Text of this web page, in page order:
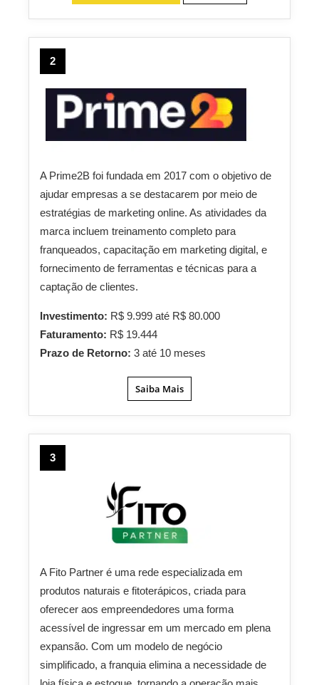
2
A Prime2B foi fundada em 2017 com o objetivo de
ajudar empresas a se destacarem por meio de
estratégias de marketing online. As atividades da
marca incluem treinamento completo para
franqueados, capacitação em marketing digital, e
fornecimento de ferramentas e técnicas para a
captação de clientes.
Investimento: R$ 9.999 até R$ 80.000
Faturamento: R$ 19.444
Prazo de Retorno: 3 até 10 meses
Saiba Mais
3
A Fito Partner é uma rede especializada em
produtos naturais e fitoterápicos, criada para
oferecer aos empreendedores uma forma
acessível de ingressar em um mercado em plena
expansão. Com um modelo de negócio
simplificado, a franquia elimina a necessidade de